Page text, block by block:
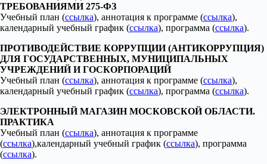
ТРЕБОВАНИЯМИ 275-ФЗ
Учебный план (ссылка), аннотация к программе (ссылка),
календарный учебный график (ссылка), программа (ссылка).
ПРОТИВОДЕЙСТВИЕ КОРРУПЦИИ (АНТИКОРРУПЦИЯ)
ДЛЯ ГОСУДАРСТВЕННЫХ, МУНИЦИПАЛЬНЫХ
УЧРЕЖДЕНИЙ И ГОСКОРПОРАЦИЙ
Учебный план (ссылка), аннотация к программе (ссылка),
календарный учебный график (ссылка), программа (ссылка).
ЭЛЕКТРОННЫЙ МАГАЗИН МОСКОВСКОЙ ОБЛАСТИ.
ПРАКТИКА
Учебный план (ссылка), аннотация к программе
(ссылка),календарный учебный график (ссылка), программа
(ссылка).